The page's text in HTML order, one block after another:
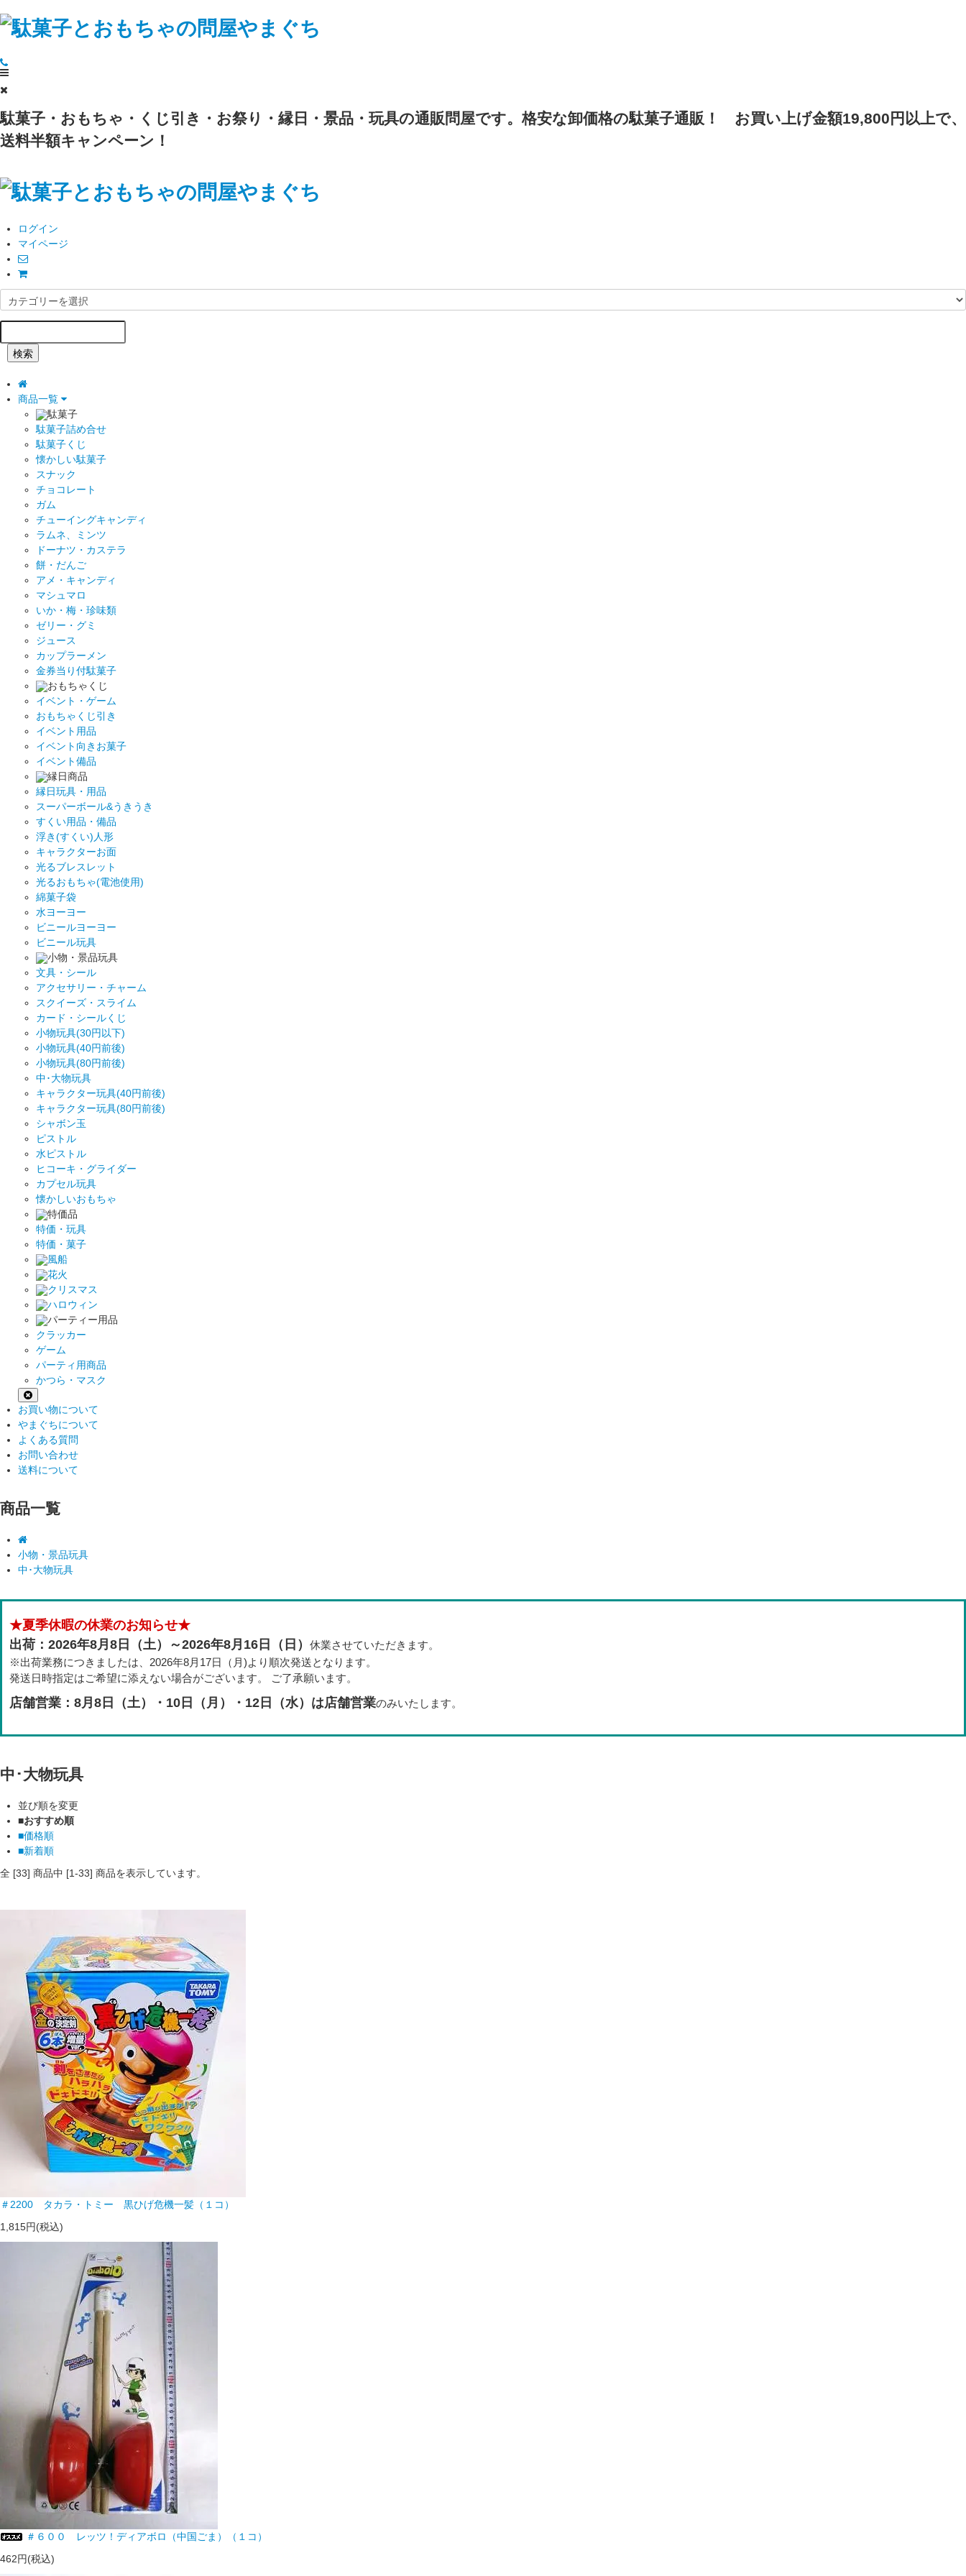
駄菓子・おもちゃ・くじ引き・お祭り・縁日・景品・玩具の通販問屋です。格安な卸価格の駄菓子通販！
お買い上げ金額19,800円以上で、
送料半額キャンペーン！
ログイン
マイページ
検索
商品一覧
駄菓子
駄菓子詰め合せ
駄菓子くじ
懐かしい駄菓子
スナック
チョコレート
ガム
チューイングキャンディ
ラムネ、ミンツ
ドーナツ・カステラ
餅・だんご
アメ・キャンディ
マシュマロ
いか・梅・珍味類
ゼリー・グミ
ジュース
カップラーメン
金券当り付駄菓子
おもちゃくじ
イベント・ゲーム
おもちゃくじ引き
イベント用品
イベント向きお菓子
イベント備品
縁日商品
縁日玩具・用品
スーパーボール&うきうき
すくい用品・備品
浮き(すくい)人形
キャラクターお面
光るブレスレット
光るおもちゃ(電池使用)
綿菓子袋
水ヨーヨー
ビニールヨーヨー
ビニール玩具
小物・景品玩具
文具・シール
アクセサリー・チャーム
スクイーズ・スライム
カード・シールくじ
小物玩具(30円以下)
小物玩具(40円前後)
小物玩具(80円前後)
中･大物玩具
キャラクター玩具(40円前後)
キャラクター玩具(80円前後)
シャボン玉
ピストル
水ピストル
ヒコーキ・グライダー
カプセル玩具
懐かしいおもちゃ
特価品
特価・玩具
特価・菓子
風船
花火
クリスマス
ハロウィン
パーティー用品
クラッカー
ゲーム
パーティ用商品
かつら・マスク
お買い物について
やまぐちについて
よくある質問
お問い合わせ
送料について
商品一覧
小物・景品玩具
中･大物玩具
★夏季休暇の休業のお知らせ★
出荷：2026年8月8日（土）～2026年8月16日（日） 休業させていただきます。
※出荷業務につきましたは、2026年8月17日（月)より順次発送となります。
発送日時指定はご希望に添えない場合がございます。 ご了承願います。
店舗営業：8月8日（土）・10日（月）・12日（水）は店舗営業のみいたします。
中･大物玩具
並び順を変更
■おすすめ順
■価格順
■新着順
全 [33] 商品中 [1-33] 商品を表示しています。
＃2200 タカラ・トミー 黒ひげ危機一髪（１コ）
1,815円(税込)
＃６００ レッツ！ディアボロ（中国ごま）（１コ）
462円(税込)